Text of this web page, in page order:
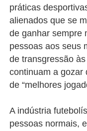
práticas
alienados que se
de ganhar sempre
pessoas aos seus
de transgressão
continuam a gozar
de “melhores
A indústria
pessoas normais,